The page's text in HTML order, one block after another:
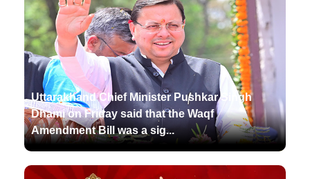
Uttarakhand Chief Minister Pushkar Singh
Dhami on Friday said that the Waqf
Amendment Bill was a sig...